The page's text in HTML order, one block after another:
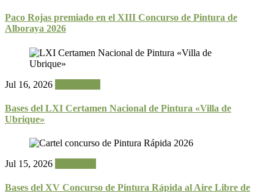
Paco Rojas premiado en el XIII Concurso de Pintura de
Alboraya 2026
Jul 16, 2026
Bases del LXI Certamen Nacional de Pintura «Villa de
Ubrique»
Jul 15, 2026
Bases del XV Concurso de Pintura Rápida al Aire Libre de